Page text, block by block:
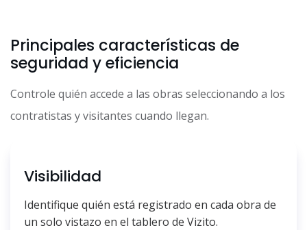
Principales características de
seguridad y eficiencia
Controle quién accede a las obras seleccionando a los
contratistas y visitantes cuando llegan.
Visibilidad
Identifique quién está registrado en cada obra de
un solo vistazo en el tablero de Vizito.